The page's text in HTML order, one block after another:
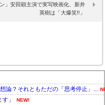
」安田顕主演で実写映画化、新井
英樹は「大爆笑!!」
論？それともただの「思考停止」...
」 NEW!